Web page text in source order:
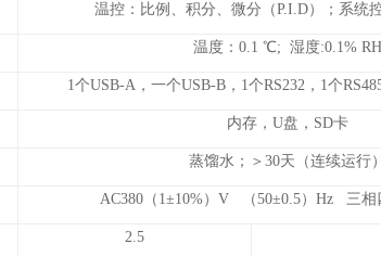
温控：比例、积分、微分（P.I.D）；系统
温度：0.1 ℃; 湿度:0.1% RH
1个USB-A，一个USB-B，1个RS232，1个
内存，U盘，SD卡
蒸馏水；＞30天（连续运行）
AC380（1±10%）V （50±0.5）Hz 三相
2.5